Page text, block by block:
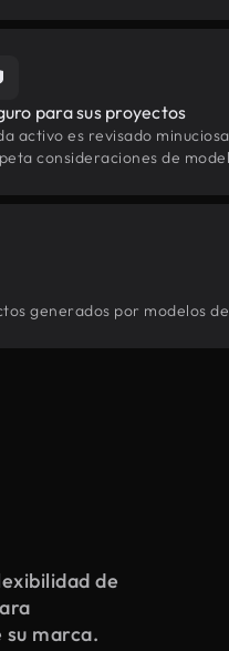
para sus proyectos
activo es revisado
consideraciones de
generados por modelos
de
marca.